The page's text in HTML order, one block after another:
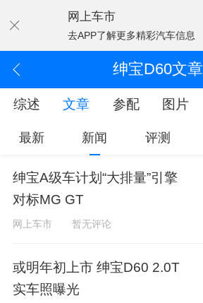
网上车市
去APP了解更多精彩汽车信息
绅宝D60文章
综述 文章 参配 图片
最新 新闻 评测
绅宝A级车计划“大排量”引擎
对标MG GT
网上车市 暂无评论
或明年初上市 绅宝D60 2.0T
实车照曝光